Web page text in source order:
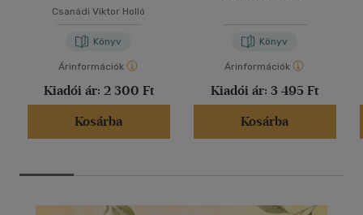
Csanádi Viktor Holló
Könyv
Árinformációk
Kiadói ár: 2 300 Ft
Kosárba
Könyv
Árinformációk
Kiadói ár: 3 495 Ft
Kosárba